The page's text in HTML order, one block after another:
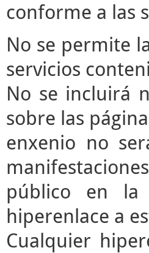
conforme a las
No se permite
servicios
No se incluirá
sobre las
enxenio no
público en la
hiperenlace a
Cualquier